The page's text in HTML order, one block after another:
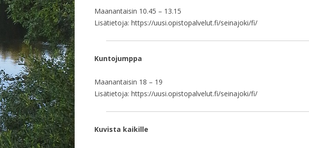
Maanantaisin 10.45 – 13.15
Lisätietoja: https://uusi.opistopalvelut.fi/seinajoki/fi/
Kuntojumppa
Maanantaisin 18 – 19
Lisätietoja: https://uusi.opistopalvelut.fi/seinajoki/fi/
Kuvista kaikille